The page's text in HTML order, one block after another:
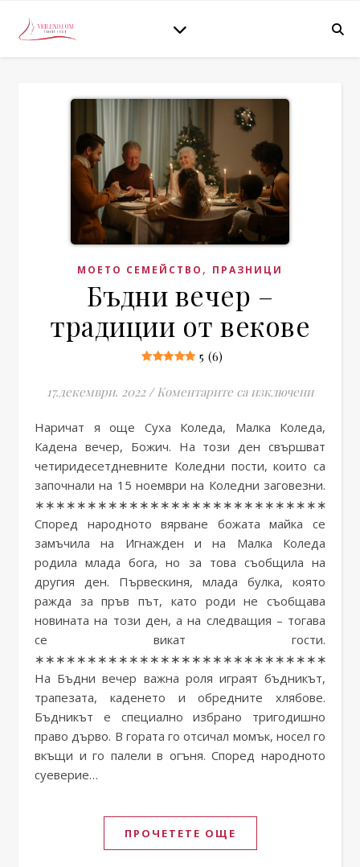
МОЕТО СЕМЕЙСТВО , ПРАЗНИЦИ
Бъдни вечер –
традиции от векове
5 (6)
17.декември. 2022 / Коментарите са изключениза
Наричат я още Суха Коледа, Малка Коледа,
Кадена вечер, Божич. На този ден свършват
четиридесетдневните Коледни пости, които са
започнали на 15 ноември на Коледни заговезни.
Според народното вярване божата майка се
замъчила на Игнажден и на Малка Коледа
родила млада бога, но за това съобщила на
другия ден. Първескиня, млада булка, която
ражда за пръв път, като роди не съобщава
новината на този ден, а на следващия – тогава
се викат гости.
На Бъдни вечер важна роля играят бъдникът,
трапезата, каденето и обредните хлябове.
Бъдникът е специално избрано тригодишно
право дърво. В гората го отсичал момък, носел го
вкъщи и го палели в огъня. Според народното
суеверие…
ПРОЧЕТЕТЕ ОЩЕ